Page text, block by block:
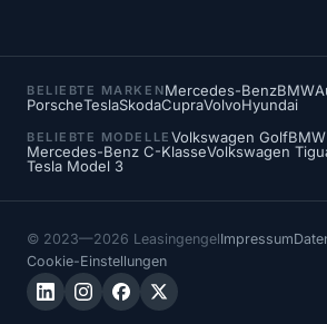
BELIEBTE MARKENMercedes-BenzBMW
PorscheTeslaSkodaCupraVolvoHyundai
BELIEBTE MODELLE Volkswagen Golf
Mercedes-Benz C-KlasseVolkswagen
Tesla Model 3
© 2023—2026 LeasingengelImpressum
Cookie-Einstellungen